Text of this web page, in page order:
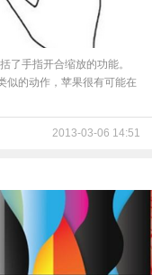
了手指开合缩放的功能。
似的动作，苹果很有可能在
2013-03-06 14:51